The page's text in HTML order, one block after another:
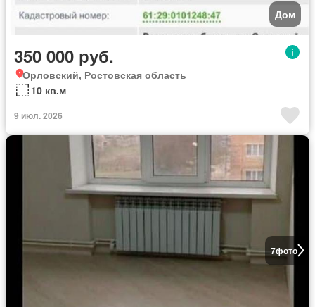
Дом
350 000 руб.
Орловский, Ростовская область
10 кв.м
9 июл. 2026
7фото